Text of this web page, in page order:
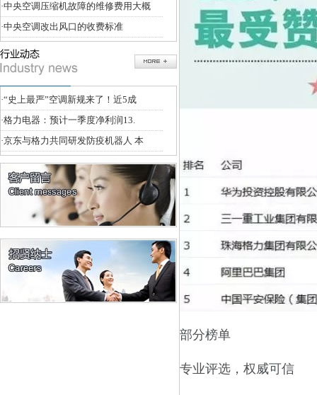
·中央空调压缩机故障的维修费用大概
·中央空调改出风口的收费标准
·“史上最严”空调新规来了！近5成
·格力电器：预计一季度净利润13.
·京东与格力共同研发防疫机器人 本
部分榜单
专业评选，权威可信